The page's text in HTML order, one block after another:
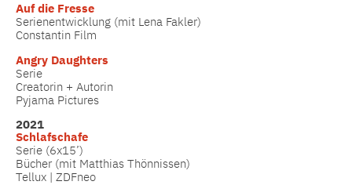
Auf die Fresse
Serienentwicklung (mit Lena Fakler)
Constantin Film
Angry Daughters
Serie
Creatorin + Autorin
Pyjama Pictures
2021
Schlafschafe
Serie (6x15’)
Bücher (mit Matthias Thönnissen)
Tellux | ZDFneo